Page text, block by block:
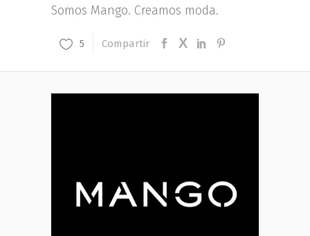
Somos Mango. Creamos moda.
5 Compartir